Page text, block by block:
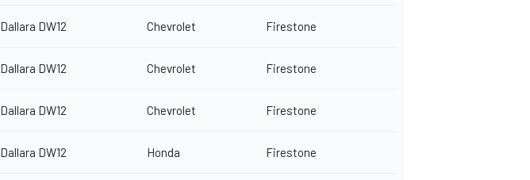
Dallara DW12 Chevrolet Firestone
Dallara DW12 Chevrolet Firestone
Dallara DW12 Chevrolet Firestone
Dallara DW12 Honda Firestone